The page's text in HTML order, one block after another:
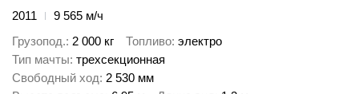
2011
9 565 м/ч
Грузопод. 2 000 кг Топливо электро
Тип мачты трехсекционная
Свободный ход 2 530 мм